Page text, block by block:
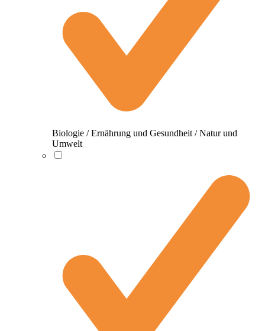
Biologie / Ernährung und Gesundheit / Natur und
Umwelt